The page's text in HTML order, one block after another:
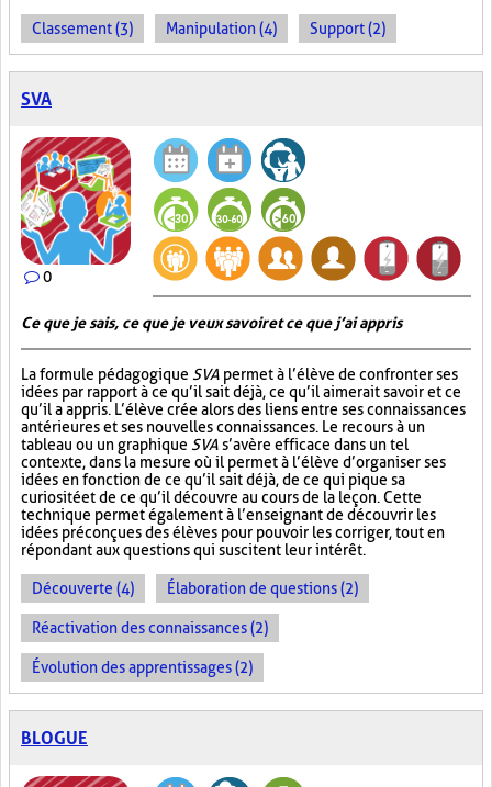
Classement (3) Manipulation (4) Support (2)
SVA
0
Ce que je sais, ce que je veux savoir et ce que j’ai appris
La formule pédagogique SVA permet à l’élève de confronter ses
idées par rapport à ce qu’il sait déjà, ce qu’il aimerait savoir et ce
qu’il a appris. L’élève crée alors des liens entre ses connaissances
antérieures et ses nouvelles connaissances. Le recours à un
tableau ou un graphique SVA s’avère efficace dans un tel
contexte, dans la mesure où il permet à l’élève d’organiser ses
idées en fonction de ce qu’il sait déjà, de ce qui pique sa
curiosité et de ce qu’il découvre au cours de la leçon. Cette
technique permet également à l’enseignant de découvrir les
idées préconçues des élèves pour pouvoir les corriger, tout en
répondant aux questions qui suscitent leur intérêt.
Découverte (4) Élaboration de questions (2)
Réactivation des connaissances (2)
Évolution des apprentissages (2)
BLOGUE